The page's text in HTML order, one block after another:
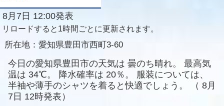
8月7日 12:00発表
リロードすると1時間ごとに更新されます。
所在地： 愛知県豊田市西町3-60
今日の愛知県豊田市の天気は 曇のち晴れ。
最高気
温は 34℃。 降水確率は 20％。
服装については、
半袖や薄手のシャツを着ると快適でしょう。
（ 8月
7日 12時発表）